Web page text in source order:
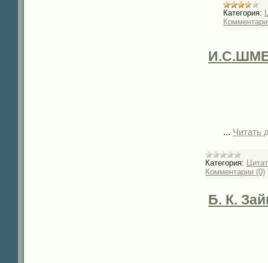
Категория:
... Читать
Категория:
Комментарии (0)
Б. К.